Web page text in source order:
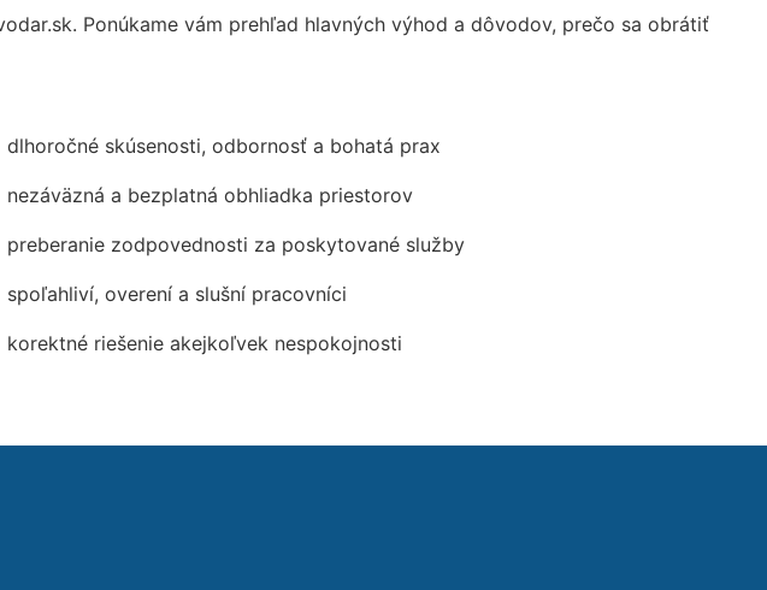
Ponúkame vám prehľad hlavných výhod a dôvodov, prečo sa obrátiť
dlhoročné skúsenosti, odbornosť a bohatá prax
nezáväzná a bezplatná obhliadka priestorov
preberanie zodpovednosti za poskytované služby
spoľahliví, overení a slušní pracovníci
korektné riešenie akejkoľvek nespokojnosti